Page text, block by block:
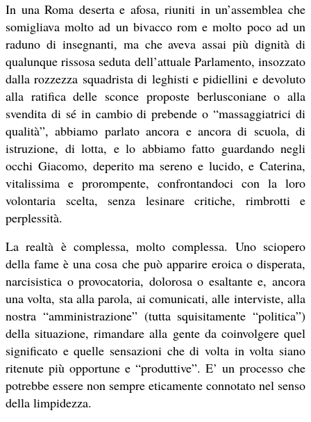
In una Roma deserta e afosa, riuniti in un’assemblea che
somigliava molto ad un bivacco rom e molto poco ad un
raduno di insegnanti, ma che aveva assai più dignità di
qualunque rissosa seduta dell’attuale Parlamento, insozzato
dalla rozzezza squadrista di leghisti e pidiellini e devoluto
alla ratifica delle sconce proposte berlusconiane o alla
svendita di sé in cambio di prebende o “massaggiatrici di
qualità”, abbiamo parlato ancora e ancora di scuola, di
istruzione, di lotta, e lo abbiamo fatto guardando negli
occhi Giacomo, deperito ma sereno e lucido, e Caterina,
vitalissima e prorompente, confrontandoci con la loro
volontaria scelta, senza lesinare critiche, rimbrotti e
perplessità.
La realtà è complessa, molto complessa. Uno sciopero
della fame è una cosa che può apparire eroica o disperata,
narcisistica o provocatoria, dolorosa o esaltante e, ancora
una volta, sta alla parola, ai comunicati, alle interviste, alla
nostra “amministrazione” (tutta squisitamente “politica”)
della situazione, rimandare alla gente da coinvolgere quel
significato e quelle sensazioni che di volta in volta siano
ritenute più opportune e “produttive”. E’ un processo che
potrebbe essere non sempre eticamente connotato nel senso
della limpidezza.